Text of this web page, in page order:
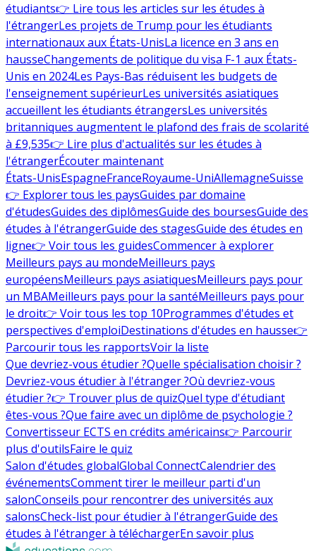
étudiants👉 Lire tous les articles sur les études à
l'étrangerLes projets de Trump pour les étudiants
internationaux aux États-UnisLa licence en 3 ans en
hausseChangements de politique du visa F-1 aux États-
Unis en 2024Les Pays-Bas réduisent les budgets de
l'enseignement supérieurLes universités asiatiques
accueillent les étudiants étrangersLes universités
britanniques augmentent le plafond des frais de scolarité
à £9,535👉 Lire plus d'actualités sur les études à
l'étrangerÉcouter maintenant
États-UnisEspagneFranceRoyaume-UniAllemagneSuisse
👉 Explorer tous les paysGuides par domaine
d'étudesGuides des diplômesGuide des boursesGuide des
études à l'étrangerGuide des stagesGuide des études en
ligne👉 Voir tous les guidesCommencer à explorer
Meilleurs pays au mondeMeilleurs pays
européensMeilleurs pays asiatiquesMeilleurs pays pour
un MBAMeilleurs pays pour la santéMeilleurs pays pour
le droit👉 Voir tous les top 10Programmes d'études et
perspectives d'emploiDestinations d'études en hausse👉
Parcourir tous les rapportsVoir la liste
Que devriez-vous étudier ?Quelle spécialisation choisir ?
Devriez-vous étudier à l'étranger ?Où devriez-vous
étudier ?👉 Trouver plus de quizQuel type d'étudiant
êtes-vous ?Que faire avec un diplôme de psychologie ?
Convertisseur ECTS en crédits américains👉 Parcourir
plus d'outilsFaire le quiz
Salon d'études globalGlobal ConnectCalendrier des
événementsComment tirer le meilleur parti d'un
salonConseils pour rencontrer des universités aux
salonsCheck-list pour étudier à l'étrangerGuide des
études à l'étranger à téléchargerEn savoir plus